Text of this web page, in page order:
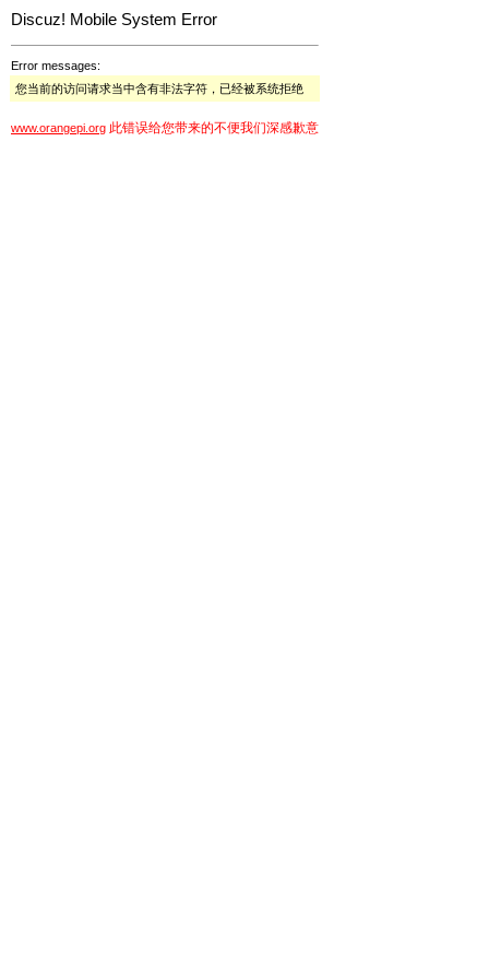
Discuz! Mobile System Error
Error messages:
您当前的访问请求当中含有非法字符，已经被系统拒绝
www.orangepi.org 此错误给您带来的不便我们深感歉意